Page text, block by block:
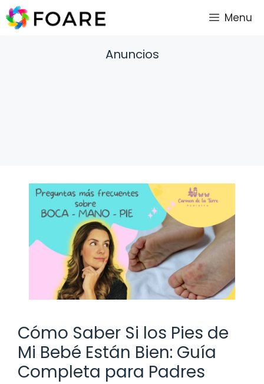
Saltar
al
Menu
Anuncios
Cómo Saber Si los Pies de
Mi Bebé Están Bien: Guía
Completa para Padres